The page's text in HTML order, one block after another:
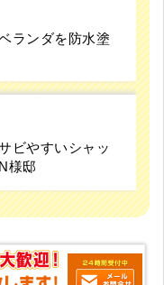
ランダを防水塗
ビやすいシャッ
様邸